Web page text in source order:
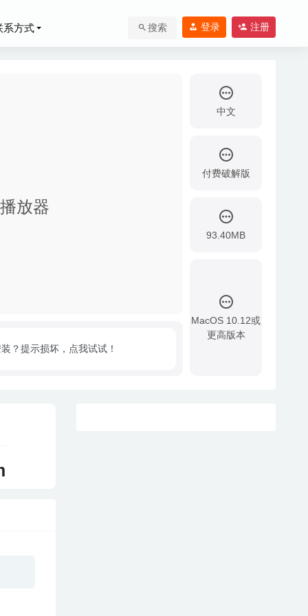
方式 搜索 登录 注册
放器
中文
付费破解版
93.40MB
MacOS 10.12或
更高版本
？提示损坏，点我试试！